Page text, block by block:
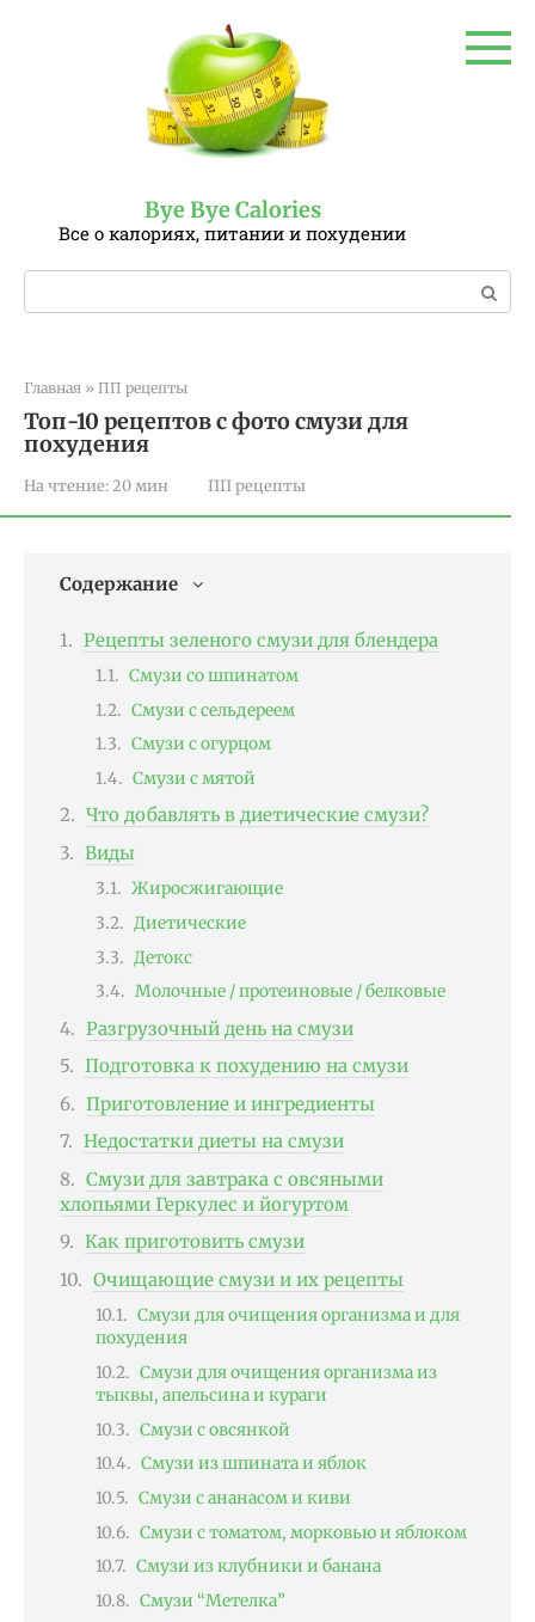
Bye Bye Calories
Все о калориях, питании и похудении
Поиск:
Главная » ПП рецепты
Топ-10 рецептов с фото смузи для
похудения
На чтение: 20 мин ПП рецепты
Содержание
Рецепты зеленого смузи для блендера
Смузи со шпинатом
Смузи с сельдереем
Смузи с огурцом
Смузи с мятой
Что добавлять в диетические смузи?
Виды
Жиросжигающие
Диетические
Детокс
Молочные / протеиновые / белковые
Разгрузочный день на смузи
Подготовка к похудению на смузи
Приготовление и ингредиенты
Недостатки диеты на смузи
Смузи для завтрака с овсяными
хлопьями Геркулес и йогуртом
Как приготовить смузи
Очищающие смузи и их рецепты
Смузи для очищения организма и для
похудения
Смузи для очищения организма из
тыквы, апельсина и кураги
Смузи с овсянкой
Смузи из шпината и яблок
Смузи с ананасом и киви
Смузи с томатом, морковью и яблоком
Смузи из клубники и банана
Смузи “Метелка”